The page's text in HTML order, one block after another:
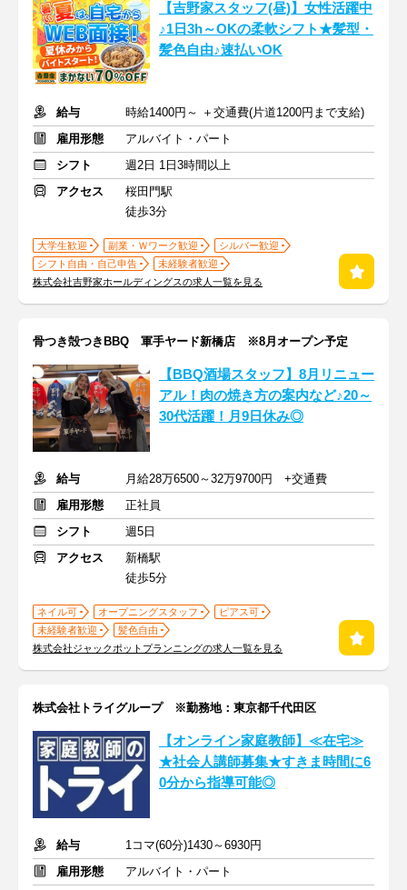
【吉野家スタッフ(昼)】女性活躍中
♪1日3h～OKの柔軟シフト★髪型・
髪色自由♪速払いOK
給与
時給1400円～ ＋交通費(片道1200円まで支給)
雇用形態
アルバイト・パート
シフト
週2日 1日3時間以上
アクセス
桜田門駅
徒歩3分
大学生歓迎 副業・Ｗワーク歓迎
シルバー歓迎
シフト自由・自己申告
未経験者歓迎
株式会社吉野家ホールディングスの求人一覧を見る
骨つき殻つきBBQ 軍手ヤード新橋店 ※8月オープン予定
【BBQ酒場スタッフ】8月リニュー
アル！肉の焼き方の案内など♪20～
30代活躍！月9日休み◎
給与
月給28万6500～32万9700円 +交通費
雇用形態
正社員
シフト
週5日
アクセス
新橋駅
徒歩5分
ネイル可 オープニングスタッフ
ピアス可
未経験者歓迎
髪色自由
株式会社ジャックポットプランニングの求人一覧を見る
株式会社トライグループ ※勤務地：東京都千代田区
【オンライン家庭教師】≪在宅≫
★社会人講師募集★すきま時間に6
0分から指導可能◎
給与
1コマ(60分)1430～6930円
雇用形態
アルバイト・パート